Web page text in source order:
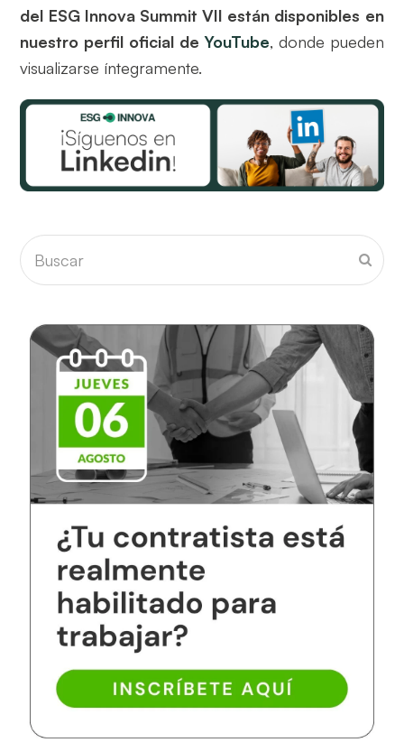
del ESG Innova Summit VII están disponibles en
nuestro perfil oficial deYouTube, donde pueden
visualizarse íntegramente.
Buscar